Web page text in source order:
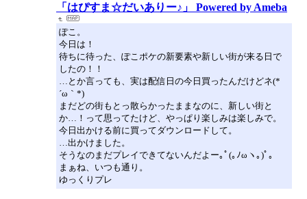
「はぴすま☆だいありー♪」 Powered by Ameba
ぽこ。
今日は！
待ちに待った、ぽこポケの新要素や新しい街が来る日で
したの！！
…とか言っても、実は配信日の今日買ったんだけどネ(*
´ω｀*)ゞ
まだどの街もとっ散らかったままなのに、新しい街と
か…！って思ってたけど、やっぱり楽しみは楽しみで。
今日出かける前に買ってダウンロードして。
…出かけました。
そうなのまだプレイできてないんだよー｡ﾟ(｡ﾉωヽ｡)ﾟ｡
まぁね、いつも通り。
ゆっくりプレ